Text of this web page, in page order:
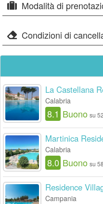
Modalità di
Condizioni di
La Castellana
Calabria
8.1 Buono su
Martinica
Calabria
8.0 Buono su
Residence
Campania